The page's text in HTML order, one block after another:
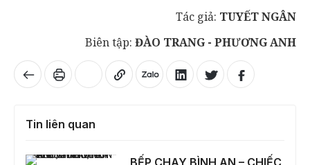
Tác giả: TUYẾT NGÂN
Biên tập: ĐÀO TRANG - PHƯƠNG ANH
Tin liên quan
BẾP CHAY BÌNH AN – CHIẾC LÒ NHỎ, HƠI ẤM LỚN